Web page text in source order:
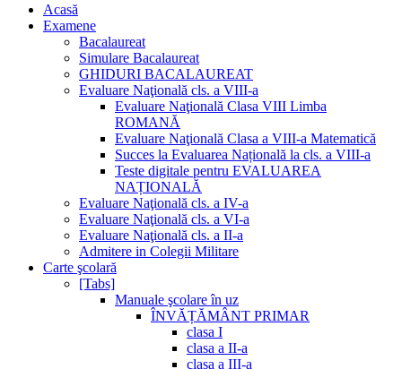
Acasă
Examene
Bacalaureat
Simulare Bacalaureat
GHIDURI BACALAUREAT
Evaluare Naţională cls. a VIII-a
Evaluare Naţională Clasa VIII Limba
ROMANĂ
Evaluare Naţională Clasa a VIII-a Matematică
Succes la Evaluarea Națională la cls. a VIII-a
Teste digitale pentru EVALUAREA
NAȚIONALĂ
Evaluare Naţională cls. a IV-a
Evaluare Naţională cls. a VI-a
Evaluare Naţională cls. a II-a
Admitere in Colegii Militare
Carte şcolară
[Tabs]
Manuale şcolare în uz
ÎNVĂȚĂMÂNT PRIMAR
clasa I
clasa a II-a
clasa a III-a